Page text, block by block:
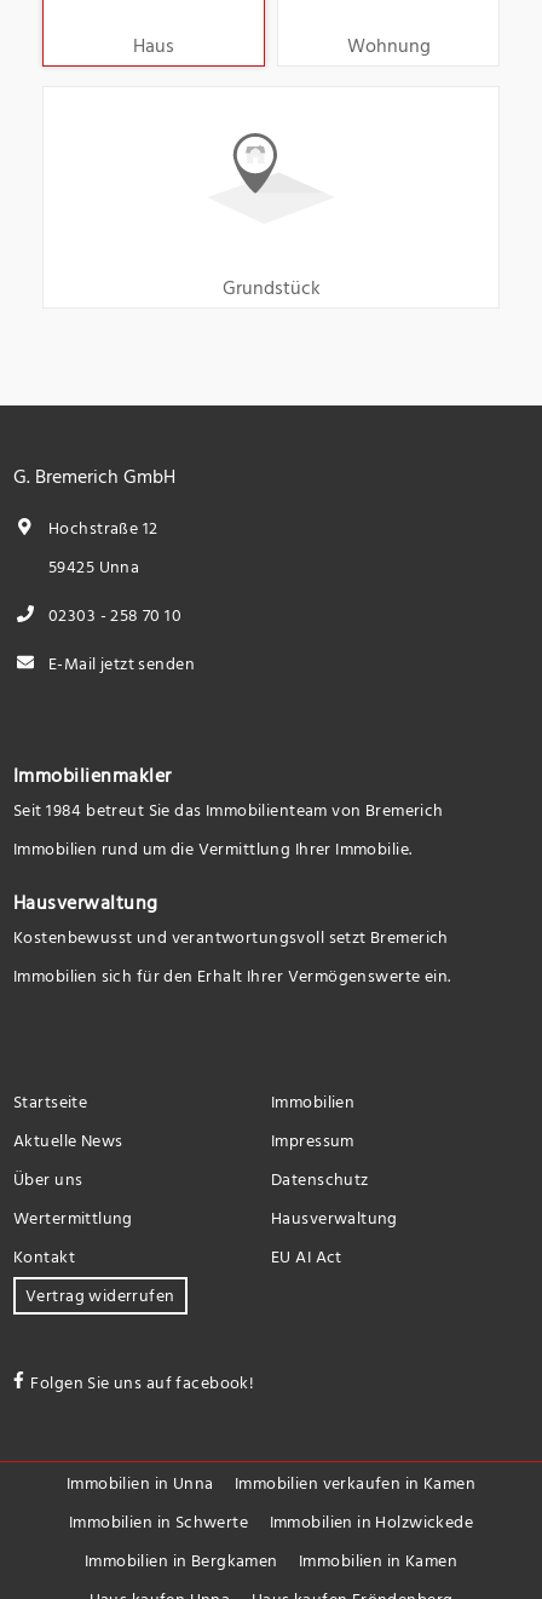
Haus Wohnung
Grundstück
G. Bremerich GmbH
Hochstraße 12
59425 Unna
02303 - 258 70 10
E-Mail jetzt senden
Immobilienmakler
Seit 1984 betreut Sie das Immobilienteam von Bremerich
Immobilien rund um die Vermittlung Ihrer Immobilie.
Hausverwaltung
Kostenbewusst und verantwortungsvoll setzt Bremerich
Immobilien sich für den Erhalt Ihrer Vermögenswerte ein.
Startseite
Immobilien
Aktuelle News
Impressum
Über uns
Datenschutz
Wertermittlung
Hausverwaltung
Kontakt
EU AI Act
Vertrag widerrufen
Folgen Sie uns auf facebook!
Immobilien in Unna
Immobilien verkaufen in Kamen
Immobilien in Schwerte
Immobilien in Holzwickede
Immobilien in Bergkamen
Immobilien in Kamen